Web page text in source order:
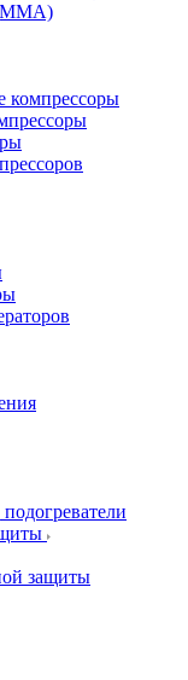
компрессоры
защиты